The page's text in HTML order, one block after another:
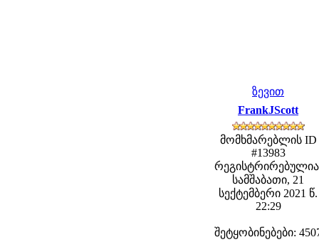
ზევით
FrankJScott
მომხმარებლის ID
#13983
სამშაბათი, 21
სექტემბერი 2021 წ.
22:29
შეტყობინებები: